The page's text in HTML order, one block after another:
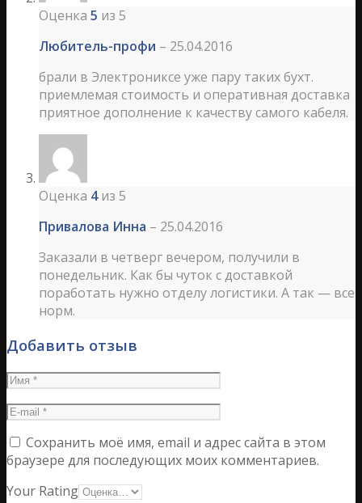
Оценка 5 из 5
Любитель-профи – 25.04.2016
брали в Электрониксе уже пару таких бухт.
приемлемая стоимость и оперативная доставка
приятное дополнение к качеству самого кабеля.
Оценка 4из 5
Привалова Инна – 25.04.2016
Заказали в четверг вечером, получили в
понедельник. Как бы чуток с доставкой
поработать нужно отделу логистики. А так — все
норм.
Добавить отзыв
Сохранить моё имя, email и адрес сайта в этом
браузере для последующих моих комментариев.
Your Rating